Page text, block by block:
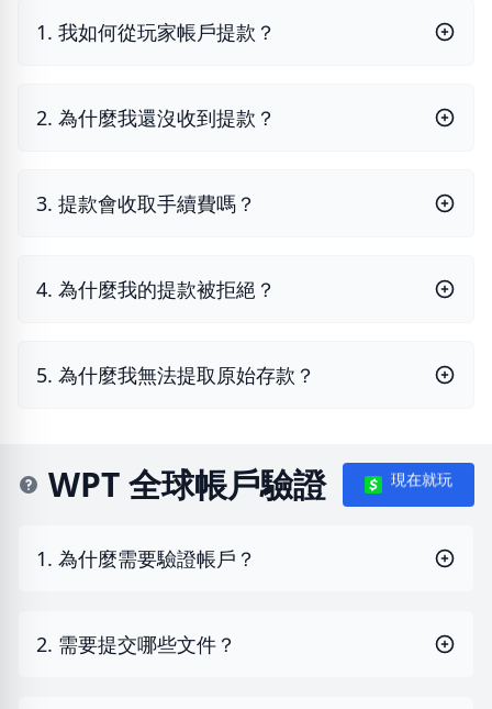
1. 我如何從玩家帳戶提款？
2. 為什麼我還沒收到提款？
3. 提款會收取手續費嗎？
4. 為什麼我的提款被拒絕？
5. 為什麼我無法提取原始存款？
WPT 全球帳戶驗證 現在就玩
1. 為什麼需要驗證帳戶？
2. 需要提交哪些文件？